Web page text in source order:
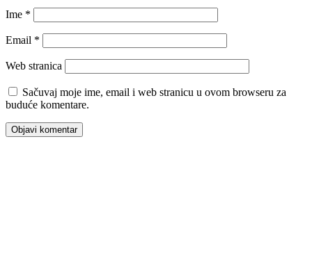
Ime *
Email *
Web stranica
Sačuvaj moje ime, email i web stranicu u ovom browseru za
buduće komentare.